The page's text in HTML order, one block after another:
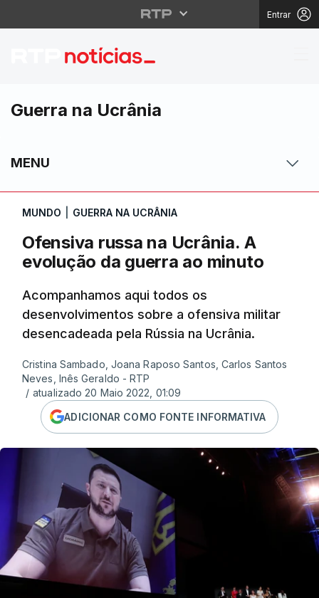
Entrar
Ofensiva russa na
Guerra na Ucrânia
MENU
MUNDO GUERRA NA UCRÂNIA
Ofensiva russa na Ucrânia. A
evolução da guerra ao minuto
Acompanhamos aqui todos os
desenvolvimentos sobre a ofensiva militar
desencadeada pela Rússia na Ucrânia.
Cristina Sambado, Joana Raposo Santos, Carlos Santos
Neves, Inês Geraldo - RTP
/ atualizado 20 Maio 2022, 01:09
ADICIONAR COMO FONTE INFORMATIVA